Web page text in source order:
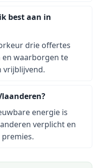
best aan in
drie offertes
waarborgen te
vrijblijvend.
energie is
verplicht en